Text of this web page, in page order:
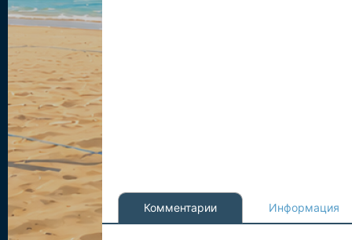
Комментарии Информация